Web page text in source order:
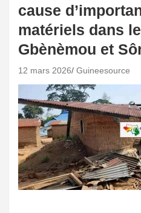
cause
matériels dans
Gbènèmou et
12 mars 2026 Guineesource